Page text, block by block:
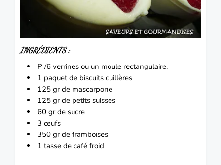
INGRÉDIENTS :
P /6 verrines ou un moule rectangulaire.
1 paquet de biscuits cuillères
125 gr de mascarpone
125 gr de petits suisses
60 gr de sucre
3 œufs
350 gr de framboises
1 tasse de café froid